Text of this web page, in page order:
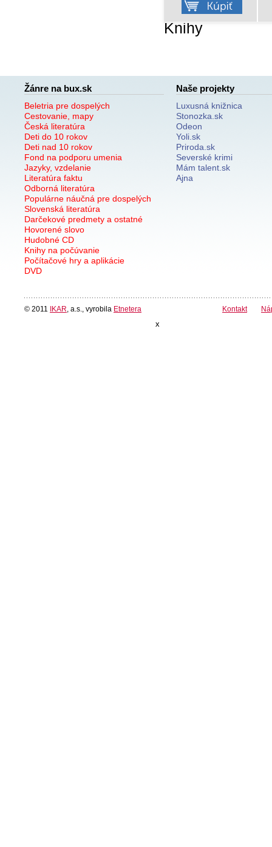
Knihy
Žánre na bux.sk
Beletria pre dospelých
Cestovanie, mapy
Česká literatúra
Deti do 10 rokov
Deti nad 10 rokov
Fond na podporu umenia
Jazyky, vzdelanie
Literatúra faktu
Odborná literatúra
Populárne náučná pre dospelých
Slovenská literatúra
Darčekové predmety a ostatné
Hovorené slovo
Hudobné CD
Knihy na počúvanie
Počítačové hry a aplikácie
DVD
Naše projekty
Luxusná knižnica
Stonozka.sk
Odeon
Yoli.sk
Priroda.sk
Severské krimi
Mám talent.sk
Ajna
© 2011 IKAR , a.s., vyrobila Etnetera Kontakt
x